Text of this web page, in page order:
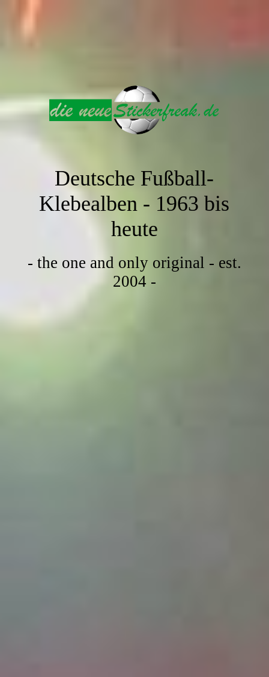
Deutsche Fußball-
Klebealben - 1963 bis
heute
- the one and only original - est.
2004 -